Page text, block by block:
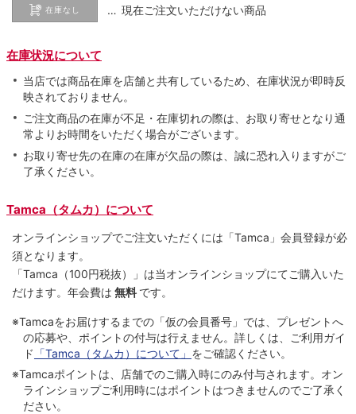
在庫なし … 現在ご注文いただけない商品
在庫状況について
当店では商品在庫を店舗と共有しているため、在庫状況が即時反
映されておりません。
ご注文商品の在庫が不足・在庫切れの際は、お取り寄せとなり通
常よりお時間をいただく場合がございます。
お取り寄せ先の在庫の在庫が欠品の際は、誠に恐れ入りますがご
了承ください。
Tamca（タムカ）について
オンラインショップでご注⽂いただくには「Tamca」会員登録が必
須となります。
「Tamca （100円税抜）
」は当オンラインショップにてご購⼊いた
だけます。 年会費は 無料 です。
※Tamcaをお届けするまでの「仮の会員番号」では、プレゼントへ
の応募や、ポイントの付与は⾏えません。詳しくは、ご利⽤ガイ
ド 「Tamca（タムカ）について」 をご確認ください。
※Tamcaポイントは、店舗でのご購⼊時にのみ付与されます。オン
ラインショップご利用時にはポイントはつきませんのでご了承く
ださい。